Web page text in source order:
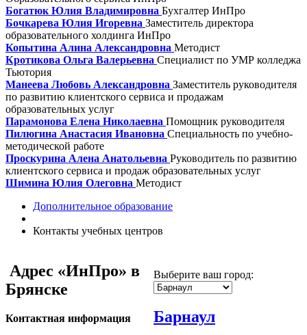
Богатюк Юлия Владимировна Бухгалтер ИнПро
Бочкарева Юлия Игоревна Заместитель директора
образовательного холдинга ИнПро
Копытина Алина Александровна Методист
Кротикова Ольга Валерьевна Специалист по УМР колледжа
Тьютория
Манеева Любовь Александровна Заместитель руководителя
по развитию клиентского сервиса и продажам
образовательных услуг
Парамонова Елена Николаевна Помощник руководителя
Пилюгина Анастасия Ивановна Специальность по учебно-
методической работе
Проскурина Алена Анатольевна Руководитель по развитию
клиентского сервиса и продаж образовательных услуг
Шимина Юлия Олеговна Методист
Дополнительное образование
Контакты учебных центров
Адрес «ИнПро» в
Брянске
Контактная информация
Выберите ваш город:
Барнаул